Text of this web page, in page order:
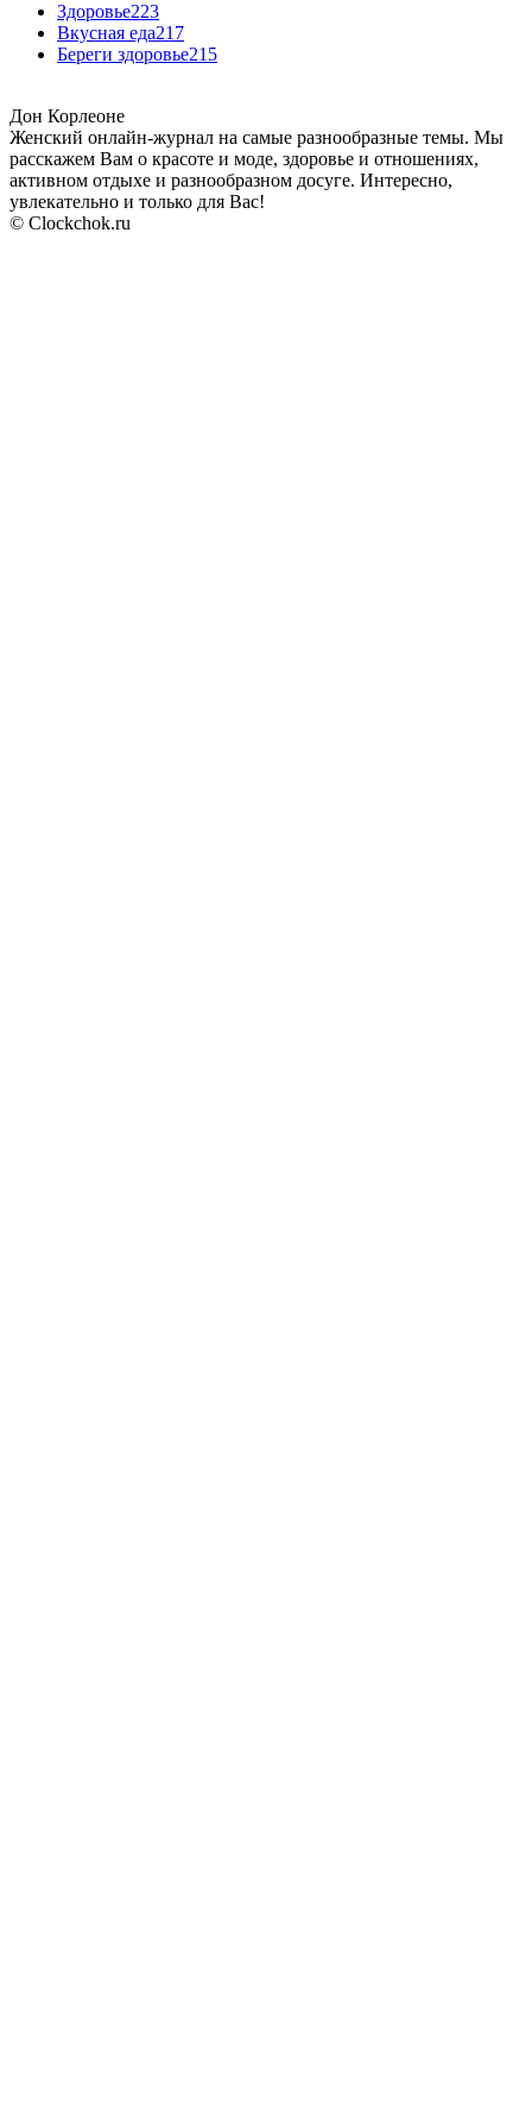
Здоровье223
Вкусная еда217
Береги здоровье215
Дон Корлеоне
Женский онлайн-журнал на самые разнообразные темы. Мы
расскажем Вам о красоте и моде, здоровье и отношениях,
активном отдыхе и разнообразном досуге. Интересно,
увлекательно и только для Вас!
© Clockchok.ru